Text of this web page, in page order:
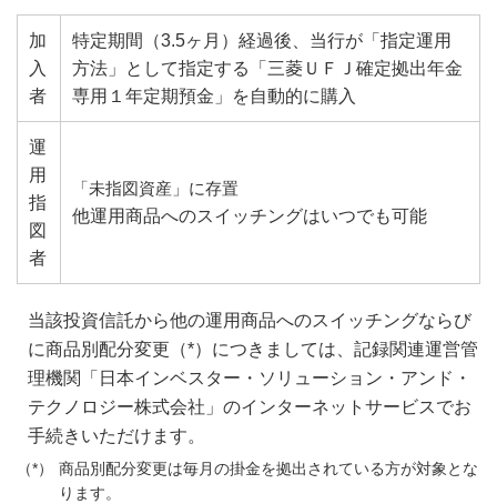
加
入
者
特定期間（3.5ヶ月）経過後、当行が「指定運用
方法」として指定する「三菱ＵＦＪ確定拠出年金
専用１年定期預金」を自動的に購入
運
用
指
図
者
「未指図資産」に存置
他運用商品へのスイッチングはいつでも可能
当該投資信託から他の運用商品へのスイッチングならび
に商品別配分変更（*）につきましては、記録関連運営管
理機関「日本インベスター・ソリューション・アンド・
テクノロジー株式会社」のインターネットサービスでお
手続きいただけます。
商品別配分変更は毎月の掛金を拠出されている方が対象とな
ります。